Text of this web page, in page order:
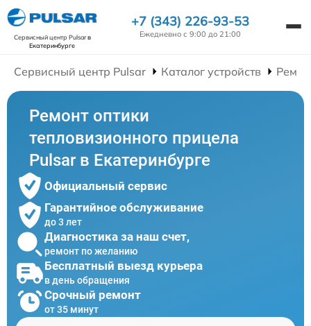
Сервисный центр Pulsarв
Екатеринбурге
+7 (343) 226-93-53
Ежедневно с 9:00 до 21:00
Сервисный центр Pulsar Каталог устройств
Ремонт оптики
тепловизионного прицела
Pulsar в Екатеринбурге
Официальный сервис
Гарантийное обслуживание
до 3 лет
Диагностика за наш счет,
ремонт по желанию
Бесплатный выезд курьера
в день обращения
Срочный ремонт
от 35 минут